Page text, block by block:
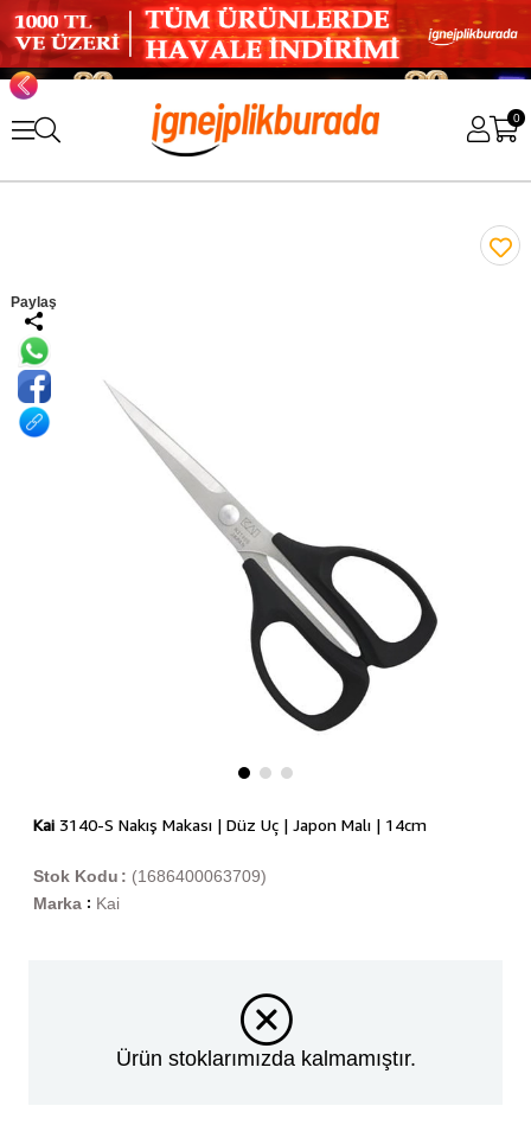
0
Paylaş
Kai3140-S Nakış Makası | Düz Uç | Japon Malı | 14cm
(1686400063709)
Stok Kodu
Marka : Kai
Ürün stoklarımızda kalmamıştır.